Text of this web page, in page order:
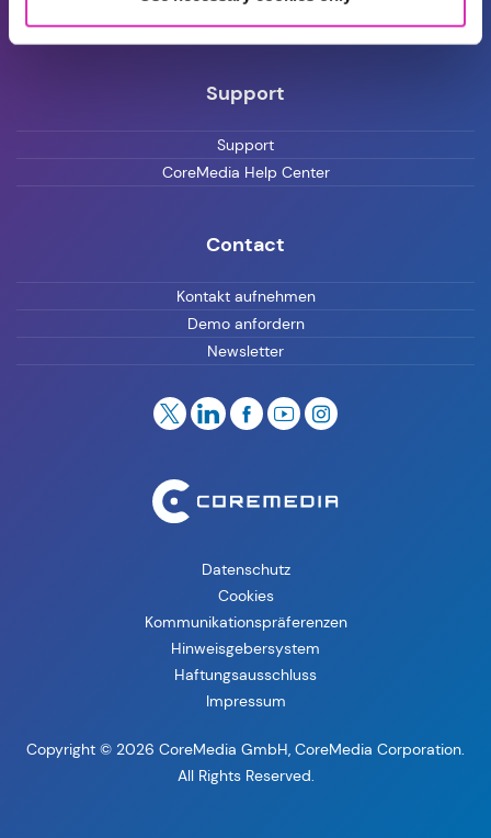
Karriere
Support
Support
CoreMedia Help Center
Contact
Kontakt aufnehmen
Demo anfordern
Newsletter
Datenschutz
Cookies
Kommunikationspräferenzen
Hinweisgebersystem
Haftungsausschluss
Impressum
Copyright © 2026 CoreMedia GmbH, CoreMedia Corporation.
All Rights Reserved.